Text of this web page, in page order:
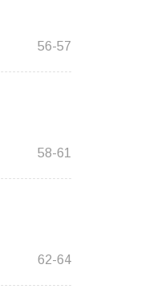
56-57
58-61
62-64